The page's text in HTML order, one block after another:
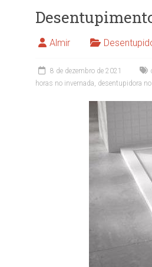
Almir
8 de dezembro de 2021
horas no invernada, desentupidora